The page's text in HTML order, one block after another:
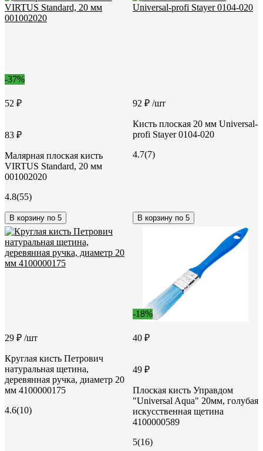
-37%
52 ₽
83 ₽
Малярная плоская кисть
VIRTUS Standard, 20 мм
001002020
4.8(55)
В корзину по 5
92 ₽ /шт
Кисть плоская 20 мм Universal-
profi Stayer 0104-020
4.7(7)
В корзину по 5
29 ₽ /шт
Круглая кисть Петрович
натуральная щетина,
деревянная ручка, диаметр 20
мм 4100000175
4.6(10)
-18%
40 ₽
49 ₽
Плоская кисть Управдом
"Universal Aqua" 20мм, голубая
искуcственная щетина
4100000589
5(16)